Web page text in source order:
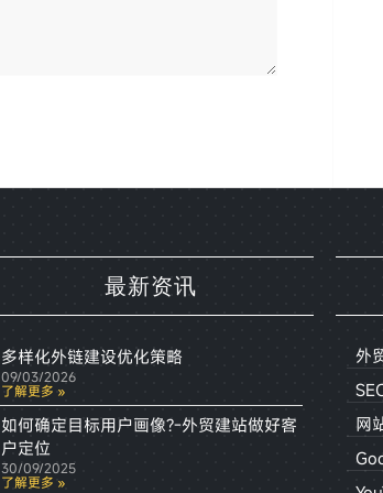
最新资讯
多样化外链建设优化策略
09/03/2026
了解更多 »
如何确定目标用户画像?-外贸建站做好客
户定位
30/09/2025
了解更多 »
外
网